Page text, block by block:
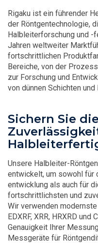
Rigaku ist ein führender
der Röntgentechnologie,
Halbleiterforschung und -
Jahren weltweiter
fortschrittlichen
Bereiche, von der
zur Forschung und
von dünnen Schichten und
Sichern Sie
Unsere Halbleiter-
entwickelt, um sowohl für
entwicklung als auch für
fortschrittlichsten und
Wir verwenden modernste
EDXRF, XRR, HRXRD und
Genauigkeit Ihrer
Messgeräte für